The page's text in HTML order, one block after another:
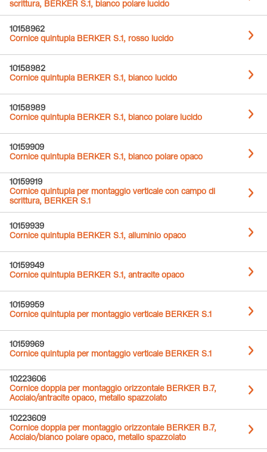
scrittura, BERKER S.1, bianco polare lucido
10158962
Cornice quintupla BERKER S.1, rosso lucido
10158982
Cornice quintupla BERKER S.1, bianco lucido
10158989
Cornice quintupla BERKER S.1, bianco polare lucido
10159909
Cornice quintupla BERKER S.1, bianco polare opaco
10159919
Cornice quintupla per montaggio verticale con campo di
scrittura, BERKER S.1
10159939
Cornice quintupla BERKER S.1, alluminio opaco
10159949
Cornice quintupla BERKER S.1, antracite opaco
10159959
Cornice quintupla per montaggio verticale BERKER S.1
10159969
Cornice quintupla per montaggio verticale BERKER S.1
10223606
Cornice doppia per montaggio orizzontale BERKER B.7,
Acciaio/antracite opaco, metallo spazzolato
10223609
Cornice doppia per montaggio orizzontale BERKER B.7,
Acciaio/bianco polare opaco, metallo spazzolato